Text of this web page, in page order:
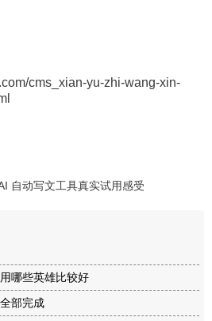
cms_xian-yu-zhi-wang-xin-
自动写文工具真实试用感受
哪些英雄比较好
部完成